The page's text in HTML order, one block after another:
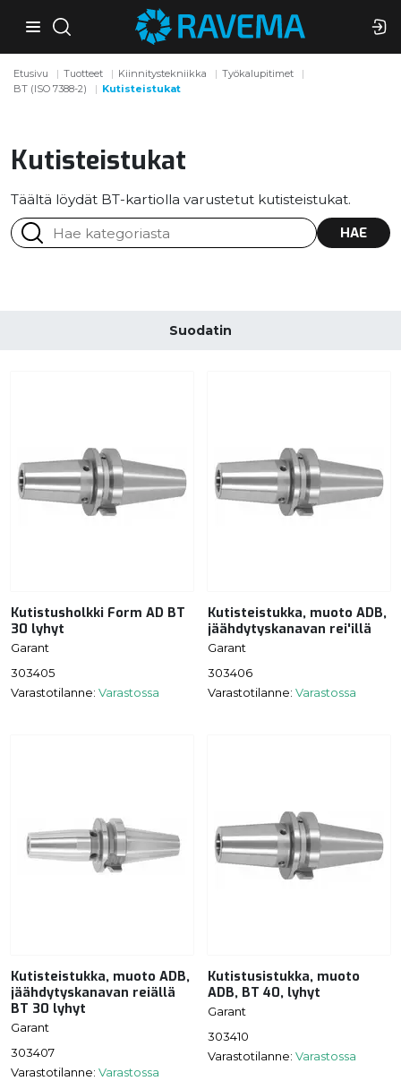
Etusivu Tuotteet Kiinnitystekniikka
Työkalupitimet
BT (ISO 7388-2)
Kutisteistukat
Kutisteistukat
Täältä löydät BT-kartiolla varustetut kutisteistukat.
HAE
Suodatin
Kutistusholkki Form AD BT
30 lyhyt
Garant
303405
Varastotilanne: Varastossa
Kutisteistukka, muoto ADB,
jäähdytyskanavan rei'illä
Garant
303406
Varastotilanne: Varastossa
Kutisteistukka, muoto ADB,
jäähdytyskanavan reiällä
BT 30 lyhyt
Garant
303407
Varastotilanne: Varastossa
Kutistusistukka, muoto
ADB, BT 40, lyhyt
Garant
303410
Varastotilanne: Varastossa